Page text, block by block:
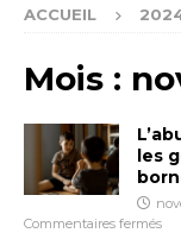
ACCUEIL
Mois :
les
Commentaires fermés